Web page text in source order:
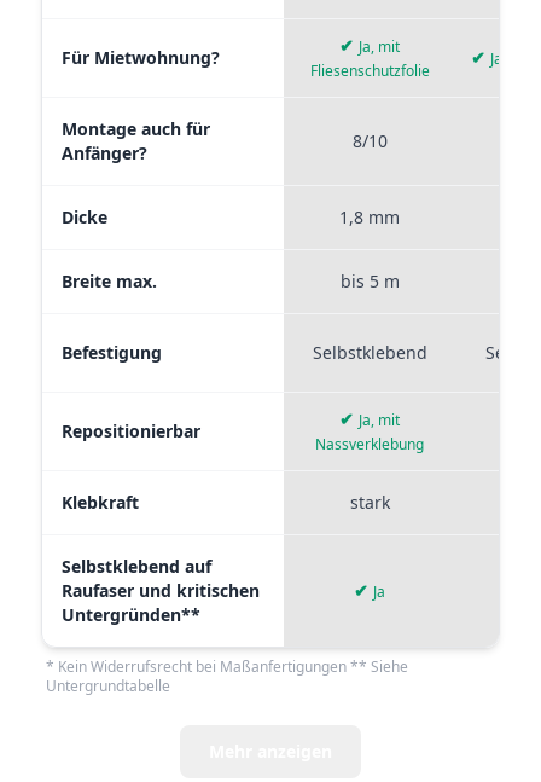
Für Mietwohnung?
✔ Ja, mit
Fliesenschutzfolie
✔ Ja,
Montage auch für
Anfänger?
8/10
Dicke 1,8 mm
Breite max. bis 5 m
Befestigung Selbstklebend
Repositionierbar
✔ Ja, mit
Nassverklebung
Klebkraft stark
Selbstklebend auf
Raufaser und kritischen
Untergründen**
✔ Ja
* Kein Widerrufsrecht bei Maßanfertigungen ** Siehe
Untergrundtabelle